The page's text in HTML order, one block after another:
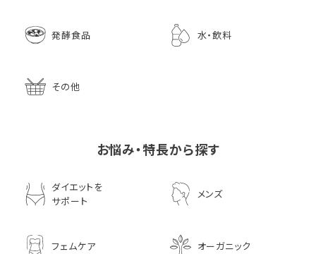
発酵食品 水・飲料
その他
お悩み・特長から探す
ダイエットを
サポート
メンズ
フェムケア オーガニック